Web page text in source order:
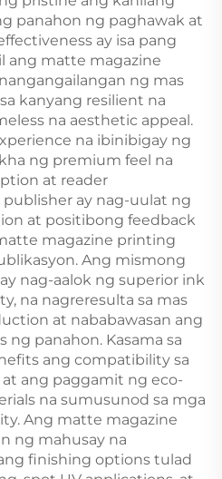
panahon ng paghawak at
ay isa pang
ang matte magazine
ng mas
kanyang resilient na
na aesthetic appeal.
na ibinibigay ng
ng premium feel na
at reader
ay nag-uulat ng
at positibong feedback
magazine printing
Ang mismong
nag-aalok ng superior ink
na nagreresulta sa mas
at nababawasan ang
ng panahon. Kasama sa
ang compatibility sa
ang paggamit ng eco-
na sumusunod sa mga
Ang matte magazine
ng mahusay na
finishing options tulad